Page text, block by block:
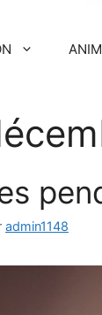
admin1148